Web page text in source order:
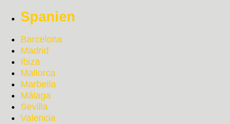
Spanien
Barcelona
Madrid
Ibiza
Mallorca
Marbella
Málaga
Sevilla
Valencia